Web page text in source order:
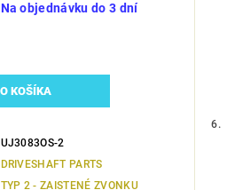
Na objednávku do 3 dní
UJ3083OS-2
DRIVESHAFT PARTS
TYP 2 - ZAISTENÉ ZVONKU